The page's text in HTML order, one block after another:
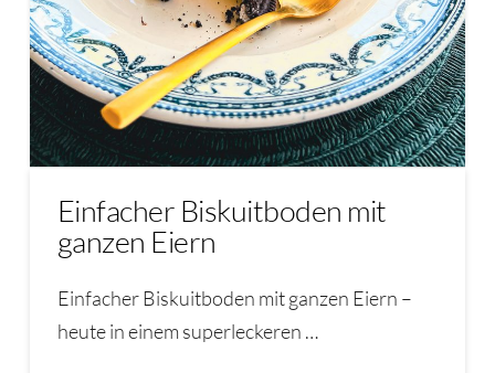
Einfacher Biskuitboden mit
ganzen Eiern
Einfacher Biskuitboden mit ganzen Eiern –
heute in einem superleckeren …